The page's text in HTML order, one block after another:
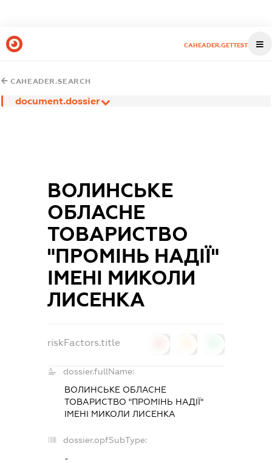
CAHEADER.GETTEST
CAHEADER.SEARCH
document.dossier
ВОЛИНСЬКЕ
ОБЛАСНЕ
ТОВАРИСТВО
"ПРОМІНЬ НАДІЇ"
ІМЕНІ МИКОЛИ
ЛИСЕНКА
riskFactors.title
dossier.fullName:
ВОЛИНСЬКЕ ОБЛАСНЕ
ТОВАРИСТВО "ПРОМІНЬ НАДІЇ"
ІМЕНІ МИКОЛИ ЛИСЕНКА
dossier.opfSubType:
-